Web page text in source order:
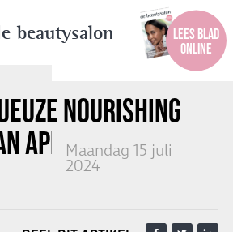
beautysalon
LEES BLAD
ONLINE
NOURISHING
APRAISEMaandag 15 juli
2024